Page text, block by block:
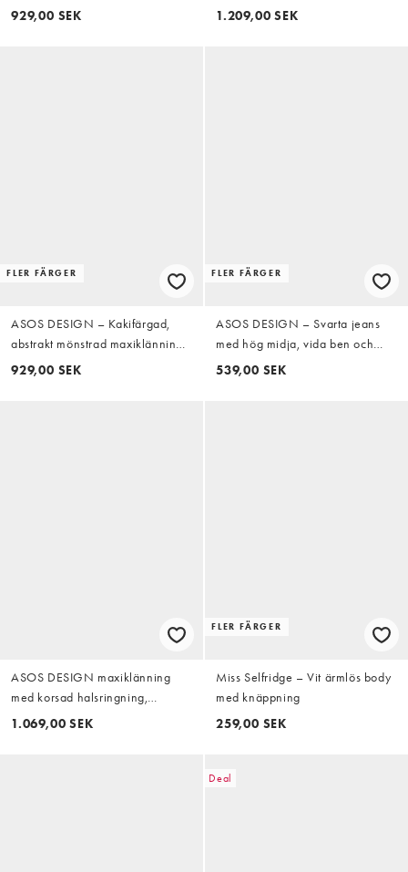
fåll och mellanblå tvätt
929,00 SEK
1.209,00 SEK
FLER FÄRGER
ASOS DESIGN – Kakifärgad,
abstrakt mönstrad maxiklänning
med hög krage och klockad kjol
929,00 SEK
FLER FÄRGER
ASOS DESIGN – Svarta jeans
med hög midja, vida ben och
fickor framtill
539,00 SEK
ASOS DESIGN maxiklänning
med korsad halsringning,
rynkningar och draperade ärmar
1.069,00 SEK
FLER FÄRGER
Miss Selfridge – Vit ärmlös body
med knäppning
259,00 SEK
Deal